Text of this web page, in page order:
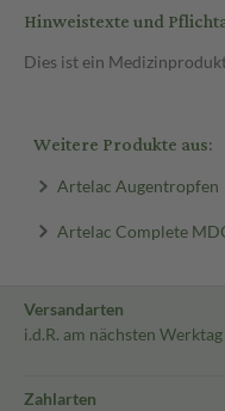
Hinweistexte und
Dies ist ein
Weitere Produkte aus:
Artelac Augentropfen
Artelac Complete
Versandarten
i.d.R. am nächsten Werktag
Zahlarten